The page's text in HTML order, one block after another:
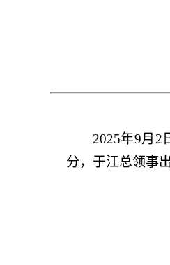
2025年9月2
分，于江总领事